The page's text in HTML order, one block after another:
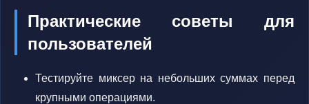
Практические советы для
пользователей
Тестируйте миксер на небольших суммах перед
крупными операциями.